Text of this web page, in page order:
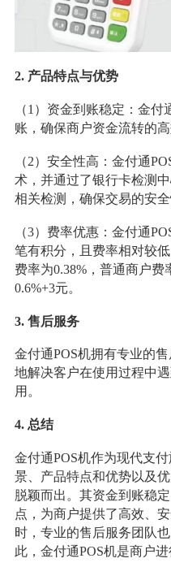
2. 产品特点与优势
（1）资金到账稳定：金付
账，确保商户资金流转的高
（2）安全性高：金付通
术，并通过了银行卡检测
相关检测，确保交易的安全
（3）费率优惠：金付通
笔有积分，且费率相对较
费率为0.38%，普通商户费
0.6%+3元。
3. 售后服务
金付通POS机拥有专业的
地解决客户在使用过程中
用。
4. 总结
金付通POS机作为现代支
景、产品特点和优势以及
脱颖而出。其资金到账稳
点，为商户提供了高效、
时，专业的售后服务团队
此，金付通POS机是商户